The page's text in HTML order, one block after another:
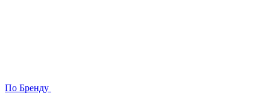
По Бренду